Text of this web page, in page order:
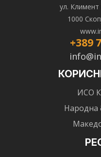
ул.
1000
+389
ИСО
Народна